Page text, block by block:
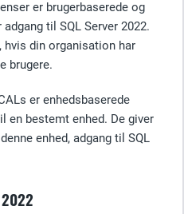
er brugerbaserede og
til SQL Server 2022.
hvis din organisation har
brugere.
er enhedsbaserede
en bestemt enhed. De giver
enhed, adgang til SQL